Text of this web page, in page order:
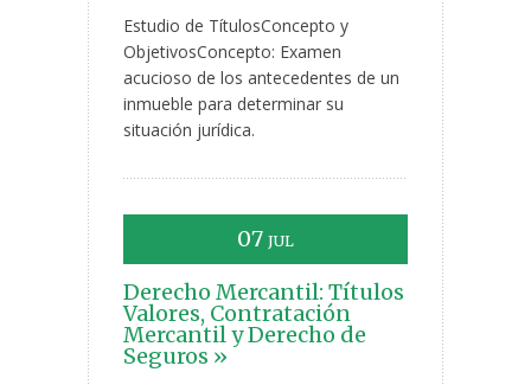
Estudio de TítulosConcepto y
ObjetivosConcepto: Examen
acucioso de los antecedentes de un
inmueble para determinar su
situación jurídica.
07 JUL
Derecho Mercantil: Títulos
Valores, Contratación
Mercantil y Derecho de
Seguros »